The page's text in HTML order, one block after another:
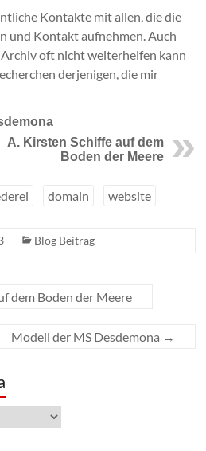
Kontakte mit allen, die die
und Kontakt aufnehmen. Auch
oft nicht weiterhelfen kann
derjenigen, die mir
A. Kirsten Schiffe auf dem
Boden der Meere
domain website
Blog Beitrag
dem Boden der Meere
Modell der MS Desdemona →